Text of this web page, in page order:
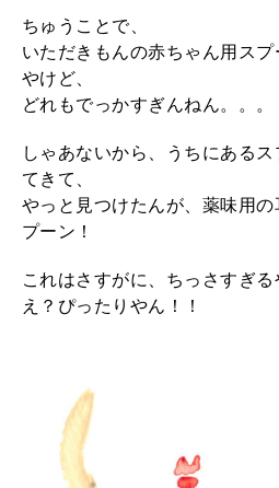
2026年4月号「未来をつくる
ちゅうことで、
いただきもんの赤ちゃん用ス
やけど、
どれもでっかすぎんねん。。。
しゃあないから、うちにある
てきて、
やっと見つけたんが、薬味用
プーン！
これはさすがに、ちっさすぎる
え？ぴったりやん！！